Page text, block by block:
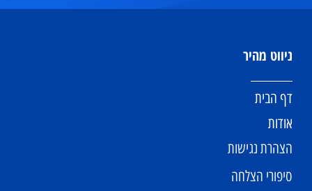
ניווט מהיר
דף הבית
אודות
הצהרת נגישות
סיפורי הצלחה